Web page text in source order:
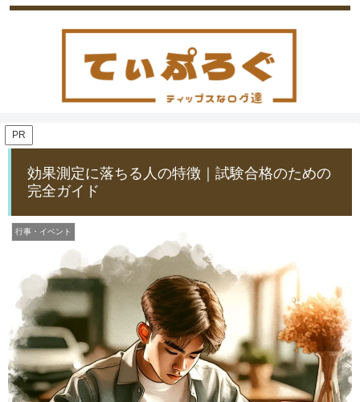
PR
効果測定に落ちる人の特徴｜試験合格のための
完全ガイド
行事・イベント